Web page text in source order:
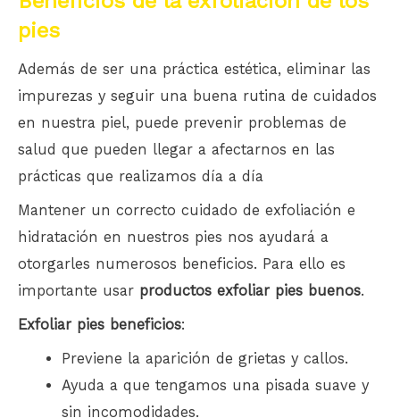
pies
Además de ser una práctica estética, eliminar las
impurezas y seguir una buena rutina de cuidados
en nuestra piel, puede prevenir problemas de
salud que pueden llegar a afectarnos en las
prácticas que realizamos día a día
Mantener un correcto cuidado de exfoliación e
hidratación en nuestros pies nos ayudará a
otorgarles numerosos beneficios. Para ello es
importante usar productos exfoliar pies buenos.
Exfoliar pies beneficios:
Previene la aparición de grietas y callos.
Ayuda a que tengamos una pisada suave y
sin incomodidades.